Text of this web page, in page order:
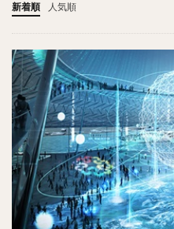
新着順 人気順